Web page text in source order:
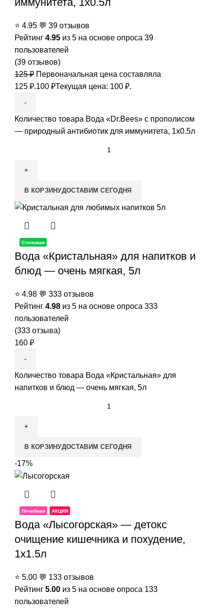
⭐ 4.95 💬 39 отзывов
Рейтинг 4.95 из 5 на основе опроса 39
пользователей
(39 отзывов)
125₽ Первоначальная цена составляла
125 ₽.100 ₽Текущая цена: 100 ₽.
Количество товара Вода «Dr.Bees» с прополисом
— природный антибиотик для иммунитета, 1x0.5л
В КОРЗИНУДОСТАВИМ СЕГОДНЯ
Столовая
Вода «Кристальная» для напитков и
блюд — очень мягкая, 5л
⭐ 4.98 💬 333 отзывов
Рейтинг 4.98 из 5 на основе опроса 333
пользователей
(333 отзыва)
160 ₽
Количество товара Вода «Кристальная» для
напитков и блюд — очень мягкая, 5л
В КОРЗИНУДОСТАВИМ СЕГОДНЯ
-17%
Лечебная АКЦИЯ
Вода «Лысогорская» — детокс
очищение кишечника и похудение,
1x1.5л
⭐ 5.00 💬 133 отзывов
Рейтинг 5.00 из 5 на основе опроса 133
пользователей